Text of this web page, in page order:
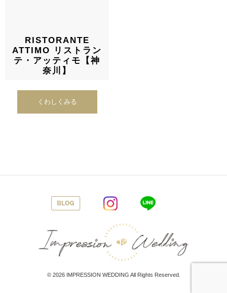
RISTORANTE
ATTIMO リストラン
テ・アッティモ【神
奈川】
くわしくみる
© 2026 IMPRESSION WEDDING All Rights Reserved.